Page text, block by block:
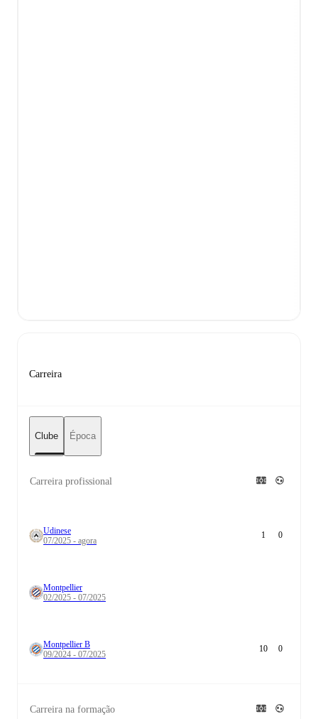
Carreira
Clube Época
Carreira profissional
Udinese
07/2025 - agora
1 0
Montpellier
02/2025 - 07/2025
Montpellier B
09/2024 - 07/2025
10 0
Carreira na formação